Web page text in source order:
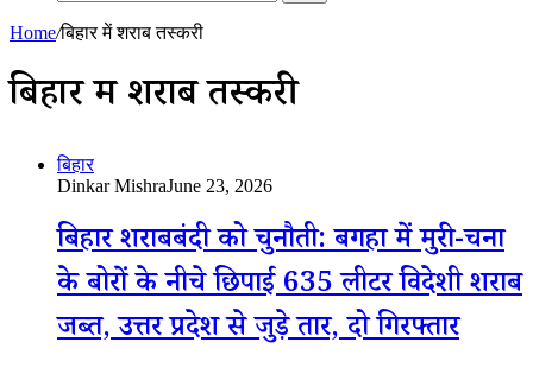
Home/बिहार में शराब तस्करी
बिहार में शराब तस्करी
बिहार
Dinkar MishraJune 23, 2026
बिहार शराबबंदी को चुनौती: बगहा में मुरी-चना
के बोरों के नीचे छिपाई 635 लीटर विदेशी शराब
जब्त, उत्तर प्रदेश से जुड़े तार, दो गिरफ्तार